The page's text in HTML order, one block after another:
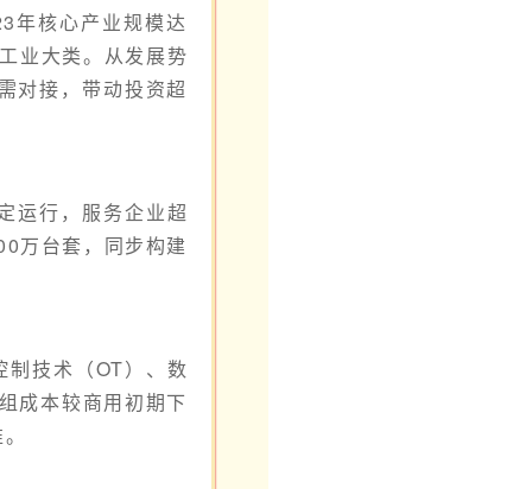
年核心产业规模达
业大类。从发展势
对接，带动投资超
运行，服务企业超
万台套，同步构建
技术（OT）、数
成本较商用初期下